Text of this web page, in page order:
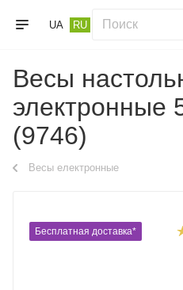
UA RU
Весы
электронные
(9746)
Весы електронные
Бесплатная доставка*